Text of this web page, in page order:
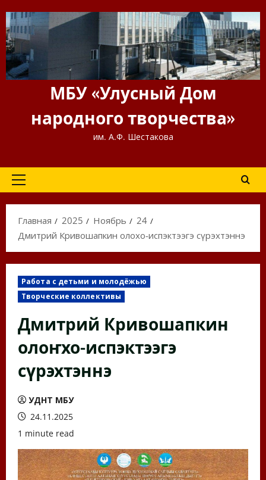
содержимому
МБУ «Улусный Дом
народного творчества»
им. А.Ф. Шестакова
Основное
Главная
2025 Ноябрь
24
Дмитрий Кривошапкин олоҥхо-испэктээгэ сүрэхтэннэ
Работа с детьми и молодёжью
Творческие коллективы
Дмитрий Кривошапкин
олоҥхо-испэктээгэ
сүрэхтэннэ
УДНТ МБУ
24.11.2025
1 minute read